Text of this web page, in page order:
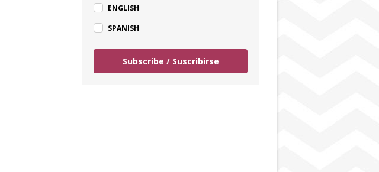
ENGLISH
SPANISH
Subscribe / Suscribirse